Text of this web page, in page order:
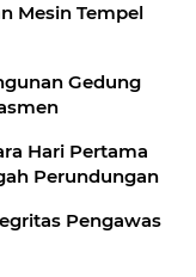
Mesin Tempel
Gedung
Hari Pertama
Perundungan
Pengawas